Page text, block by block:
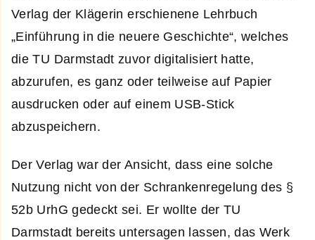
Verlag der Klägerin erschienene Lehrbuch
„Einführung in die neuere Geschichte“, welches
die TU Darmstadt zuvor digitalisiert hatte,
abzurufen, es ganz oder teilweise auf Papier
ausdrucken oder auf einem USB-Stick
abzuspeichern.
Der Verlag war der Ansicht, dass eine solche
Nutzung nicht von der Schrankenregelung des §
52b UrhG gedeckt sei. Er wollte der TU
Darmstadt bereits untersagen lassen, das Werk